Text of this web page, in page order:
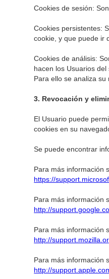
Cookies de sesión:
Cookies persistentes:
cookie, y que puede ir
Cookies de análisis:
hacen los Usuarios del
Para ello se analiza
3. Revocación y
El Usuario puede
cookies en su
Se puede encontrar
Para más información
https://
Para más información
http://
Para más información
http://
Para más información
http://